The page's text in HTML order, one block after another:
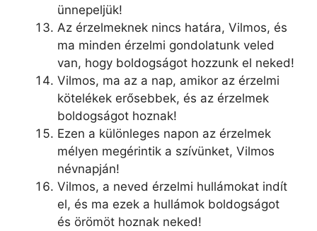
ünnepeljük!
Az érzelmeknek nincs határa, Vilmos, és
ma minden érzelmi gondolatunk veled
van, hogy boldogságot hozzunk el neked!
Vilmos, ma az a nap, amikor az érzelmi
kötelékek erősebbek, és az érzelmek
boldogságot hoznak!
Ezen a különleges napon az érzelmek
mélyen megérintik a szívünket, Vilmos
névnapján!
Vilmos, a neved érzelmi hullámokat indít
el, és ma ezek a hullámok boldogságot
és örömöt hoznak neked!